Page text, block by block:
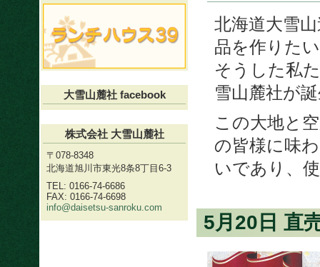
北海道大雪
品を作りた
そうした私
雪山麓社が
この大地と
の皆様に味
いであり、
5月20日 直
大雪山麓社 facebook
株式会社 大雪山麓社
〒078-8348
北海道旭川市東光8条8丁目6-3
TEL: 0166-74-6686
FAX: 0166-74-6698
info@daisetsu-sanroku.com